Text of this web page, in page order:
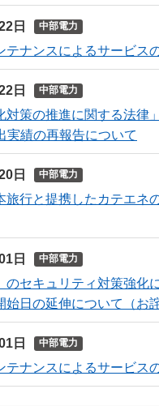
日 中部電力
テナンスによるサービス
日 中部電力
対策の推進に関する法律
実績の再報告について
日 中部電力
旅行と提携したカテエネ
日 中部電力
のセキュリティ対策強化
始日の延伸について（お詫
日 中部電力
テナンスによるサービス